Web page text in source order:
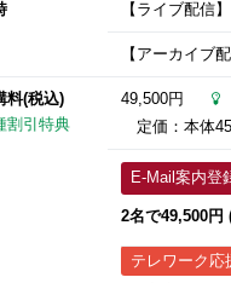
【ライブ配信】
【アーカイブ
料(税込)
割引特典
49,500円
定価：本体
E-Mail案内登
2名で49,500円
テレワーク応